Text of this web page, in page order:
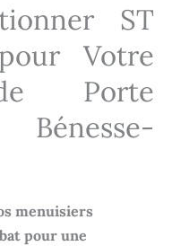
ST
pour Votre
Porte
menuisiers
pour une